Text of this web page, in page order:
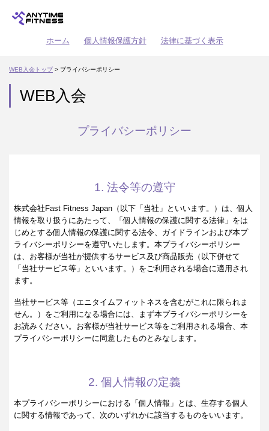
ホーム 個人情報保護方針 法律に基づく表示
WEB入会トップ> プライバシーポリシー
WEB入会
プライバシーポリシー
1. 法令等の遵守
株式会社Fast Fitness Japan（以下「当社」といいます。）は、個人
情報を取り扱うにあたって、「個人情報の保護に関する法律」をは
じめとする個人情報の保護に関する法令、ガイドラインおよび本プ
ライバシーポリシーを遵守いたします。本プライバシーポリシー
は、お客様が当社が提供するサービス及び商品販売（以下併せて
「当社サービス等」といいます。）をご利用される場合に適用され
ます。
当社サービス等（エニタイムフィットネスを含むがこれに限られま
せん。）をご利用になる場合には、まず本プライバシーポリシーを
お読みください。お客様が当社サービス等をご利用される場合、本
プライバシーポリシーに同意したものとみなします。
2. 個人情報の定義
本プライバシーポリシーにおける「個人情報」とは、生存する個人
に関する情報であって、次のいずれかに該当するものをいいます。